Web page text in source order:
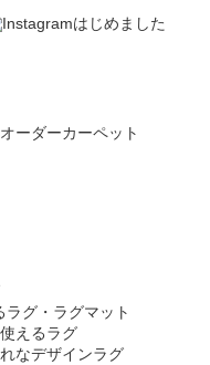
オーダーカーペット
グ・ラグマット
えるラグ
なデザインラグ